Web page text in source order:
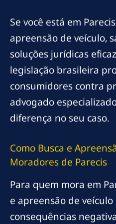
Se você está em
apreensão de veículo,
soluções jurídicas
legislação brasileira
consumidores contra
advogado
diferença no seu caso.
Como Busca e
Moradores de Parecis
Para quem mora em
e apreensão de
consequências